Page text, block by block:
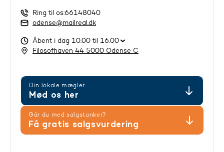
Ring til os:66148040
odense@mailreal.dk
Åbent i dag 10.00 til 16.00
Filosofhaven 44 5000 Odense C
Din lokale mægler
Mød os her
Går du med salgstanker?
Få gratis salgsvurdering